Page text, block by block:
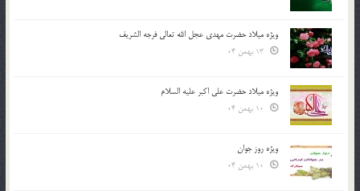
ویژه میلاد حضرت مهدی عجل الله تعالی فرجه الشريف
ویژه میلاد حضرت علی اکبر علیه السلام
ویژه روز جوان